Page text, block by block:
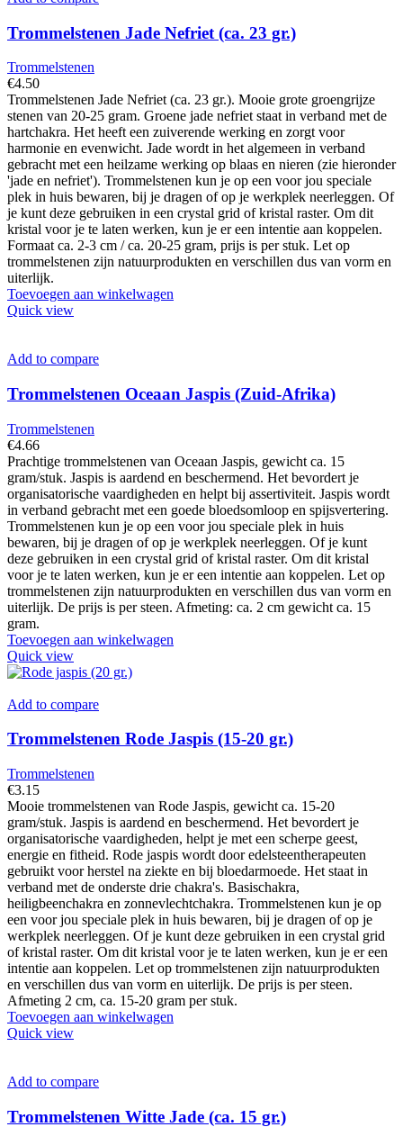
Trommelstenen Jade Nefriet (ca. 23 gr.)
Trommelstenen
€4.50
Trommelstenen Jade Nefriet (ca. 23 gr.). Mooie grote groengrijze
stenen van 20-25 gram. Groene jade nefriet staat in verband met de
hartchakra. Het heeft een zuiverende werking en zorgt voor
harmonie en evenwicht. Jade wordt in het algemeen in verband
gebracht met een heilzame werking op blaas en nieren (zie hieronder
'jade en nefriet'). Trommelstenen kun je op een voor jou speciale
plek in huis bewaren, bij je dragen of op je werkplek neerleggen. Of
je kunt deze gebruiken in een crystal grid of kristal raster. Om dit
kristal voor je te laten werken, kun je er een intentie aan koppelen.
Formaat ca. 2-3 cm / ca. 20-25 gram, prijs is per stuk. Let op
trommelstenen zijn natuurprodukten en verschillen dus van vorm en
uiterlijk.
Toevoegen aan winkelwagen
Quick view
Add to compare
Trommelstenen Oceaan Jaspis (Zuid-Afrika)
Trommelstenen
€4.66
Prachtige trommelstenen van Oceaan Jaspis, gewicht ca. 15
gram/stuk. Jaspis is aardend en beschermend. Het bevordert je
organisatorische vaardigheden en helpt bij assertiviteit. Jaspis wordt
in verband gebracht met een goede bloedsomloop en spijsvertering.
Trommelstenen kun je op een voor jou speciale plek in huis
bewaren, bij je dragen of op je werkplek neerleggen. Of je kunt
deze gebruiken in een crystal grid of kristal raster. Om dit kristal
voor je te laten werken, kun je er een intentie aan koppelen. Let op
trommelstenen zijn natuurprodukten en verschillen dus van vorm en
uiterlijk. De prijs is per steen. Afmeting: ca. 2 cm gewicht ca. 15
gram.
Toevoegen aan winkelwagen
Quick view
Add to compare
Trommelstenen Rode Jaspis (15-20 gr.)
Trommelstenen
€3.15
Mooie trommelstenen van Rode Jaspis, gewicht ca. 15-20
gram/stuk. Jaspis is aardend en beschermend. Het bevordert je
organisatorische vaardigheden, helpt je met een scherpe geest,
energie en fitheid. Rode jaspis wordt door edelsteentherapeuten
gebruikt voor herstel na ziekte en bij bloedarmoede. Het staat in
verband met de onderste drie chakra's. Basischakra,
heiligbeenchakra en zonnevlechtchakra. Trommelstenen kun je op
een voor jou speciale plek in huis bewaren, bij je dragen of op je
werkplek neerleggen. Of je kunt deze gebruiken in een crystal grid
of kristal raster. Om dit kristal voor je te laten werken, kun je er een
intentie aan koppelen. Let op trommelstenen zijn natuurprodukten
en verschillen dus van vorm en uiterlijk. De prijs is per steen.
Afmeting 2 cm, ca. 15-20 gram per stuk.
Toevoegen aan winkelwagen
Quick view
Add to compare
Trommelstenen Witte Jade (ca. 15 gr.)